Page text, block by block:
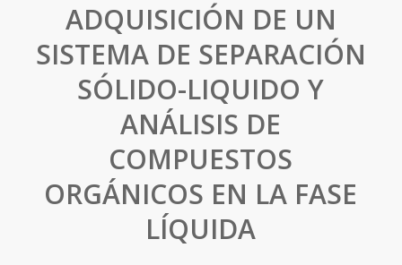
ADQUISICIÓN DE UN
SISTEMA DE SEPARACIÓN
SÓLIDO-LIQUIDO Y
ANÁLISIS DE
COMPUESTOS
ORGÁNICOS EN LA FASE
LÍQUIDA